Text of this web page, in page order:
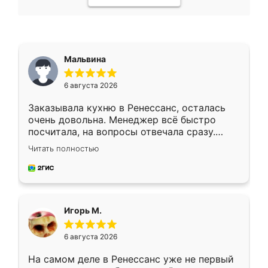
Мальвина
6 августа 2026
Заказывала кухню в Ренессанс, осталась
очень довольна. Менеджер всё быстро
посчитала, на вопросы отвечала сразу.
Замерщик приехал в субботу, подошёл к
делу со всей ответственностью. Собрали
за день, ребята работали аккуратно, даже
Читать полностью
Игорь М.
6 августа 2026
На самом деле в Ренессанс уже не первый